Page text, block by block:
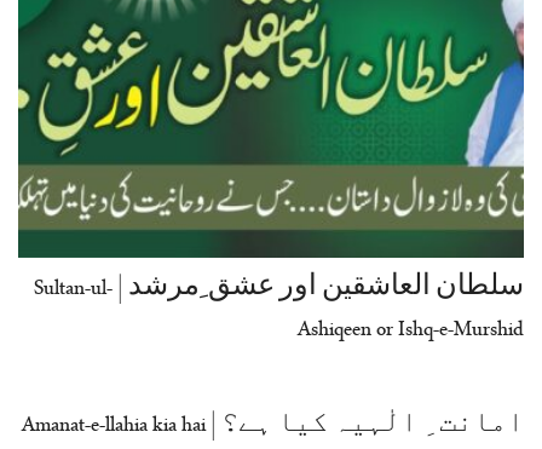
سلطان العاشقین اور عشق ِمرشد | Sultan-ul-
Ashiqeen or Ishq-e-Murshid
امانت ِ الٰہیہ کیا ہے؟ | Amanat-e-llahia kia hai